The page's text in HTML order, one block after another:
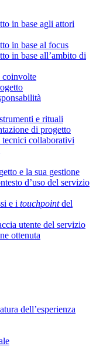
in base agli attori
in base al focus
in base all’ambito di
coinvolte
e rituali
di progetto
collaborativi
e la sua gestione
d’uso del servizio
e i touchpointdel
utente del servizio
ottenuta
dell’esperienza